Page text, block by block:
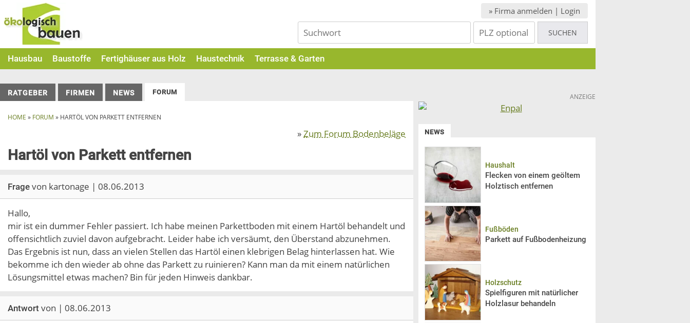
to
content
» Firma anmelden | Login
Hausbau Baustoffe Fertighäuser aus Holz Haustechnik Terrasse & Garten
RATGEBER FIRMEN NEWS FORUM
HOME » FORUM » HARTÖL VON PARKETT ENTFERNEN
»Zum Forum Bodenbeläge
Hartöl von Parkett entfernen
Frage von kartonage | 08.06.2013
Hallo,
mir ist ein dummer Fehler passiert. Ich habe meinen Parkettboden mit einem Hartöl behandelt und
offensichtlich zuviel davon aufgebracht. Leider habe ich versäumt, den Überstand abzunehmen.
Das Ergebnis ist nun, dass an vielen Stellen das Hartöl einen klebrigen Belag hinterlassen hat. Wie
bekomme ich den wieder ab ohne das Parkett zu ruinieren? Kann man da mit einem natürlichen
Lösungsmittel etwas machen? Bin für jeden Hinweis dankbar.
Antwort von | 08.06.2013
ANZEIGE
NEWS
Haushalt
Flecken von einem geöltem
Holztisch entfernen
Fußböden
Parkett auf Fußbodenheizung
Holzschutz
Spielfiguren mit natürlicher
Holzlasur behandeln